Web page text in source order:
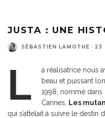
JUSTA : UNE
SÉBASTIEN LAMOTHE · 23
L
a réalisatrice nous
beau et puissant
1998, nommé dans
Cannes,
Les
qui s’attelait à suivre le destin